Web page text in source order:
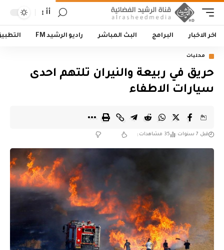
أأ
اخر الاخبار البرامج البث المباشر راديو الرشيد FM
محليات
حريق في ربيعة والنيران تلتهم احدى
سيارات الاطفاء
قبل 7 سنوات 35 مشاهدات